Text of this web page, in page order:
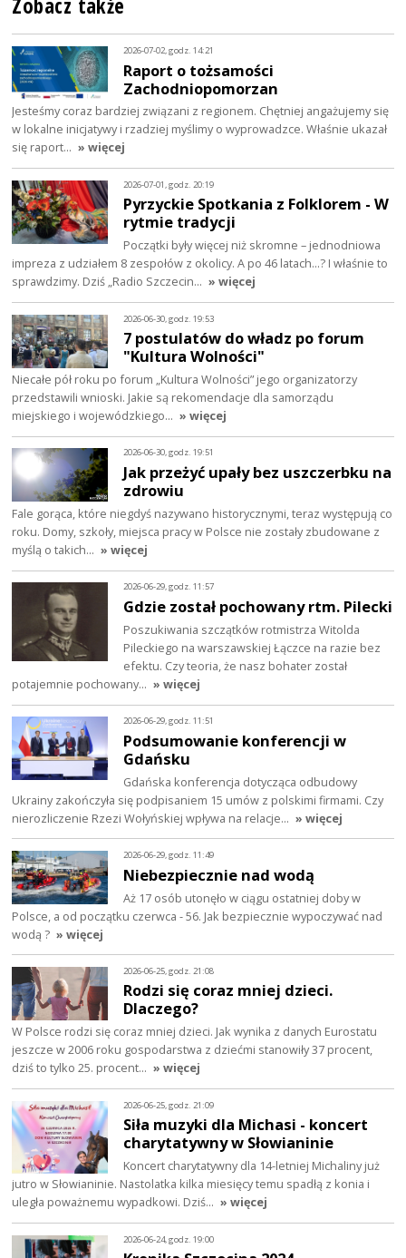
Zobacz także
2026-07-02, godz. 14:21
Raport o tożsamości
Zachodniopomorzan
Jesteśmy coraz bardziej związani z regionem. Chętniej angażujemy się
w lokalne inicjatywy i rzadziej myślimy o wyprowadzce. Właśnie ukazał
się raport… » więcej
2026-07-01, godz. 20:19
Pyrzyckie Spotkania z Folklorem - W
rytmie tradycji
Początki były więcej niż skromne – jednodniowa
impreza z udziałem 8 zespołów z okolicy. A po 46 latach…? I właśnie to
sprawdzimy. Dziś „Radio Szczecin… » więcej
2026-06-30, godz. 19:53
7 postulatów do władz po forum
"Kultura Wolności"
Niecałe pół roku po forum „Kultura Wolności” jego organizatorzy
przedstawili wnioski. Jakie są rekomendacje dla samorządu
miejskiego i wojewódzkiego… » więcej
2026-06-30, godz. 19:51
Jak przeżyć upały bez uszczerbku na
zdrowiu
Fale gorąca, które niegdyś nazywano historycznymi, teraz występują co
roku. Domy, szkoły, miejsca pracy w Polsce nie zostały zbudowane z
myślą o takich… » więcej
2026-06-29, godz. 11:57
Gdzie został pochowany rtm. Pilecki
Poszukiwania szczątków rotmistrza Witolda
Pileckiego na warszawskiej Łączce na razie bez
efektu. Czy teoria, że nasz bohater został
potajemnie pochowany… » więcej
2026-06-29, godz. 11:51
Podsumowanie konferencji w
Gdańsku
Gdańska konferencja dotycząca odbudowy
Ukrainy zakończyła się podpisaniem 15 umów z polskimi firmami. Czy
nierozliczenie Rzezi Wołyńskiej wpływa na relacje… » więcej
2026-06-29, godz. 11:49
Niebezpiecznie nad wodą
Aż 17 osób utonęło w ciągu ostatniej doby w
Polsce, a od początku czerwca - 56. Jak bezpiecznie wypoczywać nad
wodą ? » więcej
2026-06-25, godz. 21:08
Rodzi się coraz mniej dzieci.
Dlaczego?
W Polsce rodzi się coraz mniej dzieci. Jak wynika z danych Eurostatu
jeszcze w 2006 roku gospodarstwa z dziećmi stanowiły 37 procent,
dziś to tylko 25. procent… » więcej
2026-06-25, godz. 21:09
Siła muzyki dla Michasi - koncert
charytatywny w Słowianinie
Koncert charytatywny dla 14-letniej Michaliny już
jutro w Słowianinie. Nastolatka kilka miesięcy temu spadłą z konia i
uległa poważnemu wypadkowi. Dziś… » więcej
2026-06-24, godz. 19:00